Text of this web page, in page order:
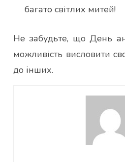
багато світлих митей!
Не забудьте, що День
можливість висловити
до інших.